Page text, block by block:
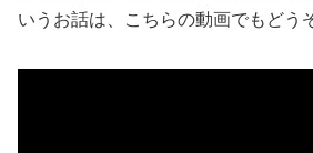
いうお話は、こちらの動画でもどう